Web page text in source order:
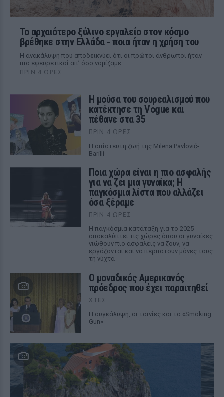
Το αρχαιότερο ξύλινο εργαλείο στον κόσμο
βρέθηκε στην Ελλάδα ‑ ποια ήταν η χρήση του
Η ανακάλυψη που αποδεικνύει ότι οι πρώτοι άνθρωποι ήταν
πιο εφευρετικοί απ’ όσο νομίζαμε
ΠΡΙΝ 4 ΏΡΕΣ
Η μούσα του σουρεαλισμού που
κατέκτησε τη Vogue και
πέθανε στα 35
ΠΡΙΝ 4 ΏΡΕΣ
Η απίστευτη ζωή της Milena Pavlović-
Barilli
Ποια χώρα είναι η πιο ασφαλής
για να ζει μια γυναίκα; Η
παγκόσμια λίστα που αλλάζει
όσα ξέραμε
ΠΡΙΝ 4 ΏΡΕΣ
Η παγκόσμια κατάταξη για το 2025
αποκαλύπτει τις χώρες όπου οι γυναίκες
νιώθουν πιο ασφαλείς να ζουν, να
εργάζονται και να περπατούν μόνες τους
τη νύχτα
Ο μοναδικός Αμερικανός
πρόεδρος που έχει παραιτηθεί
ΧΤΕΣ
Η συγκάλυψη, οι ταινίες και το «Smoking
Gun»